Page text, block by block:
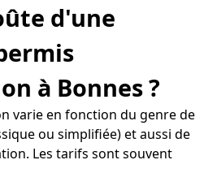
d'une
à Bonnes ?
varie en fonction du genre de
ou simplifiée) et aussi de
Les tarifs sont souvent